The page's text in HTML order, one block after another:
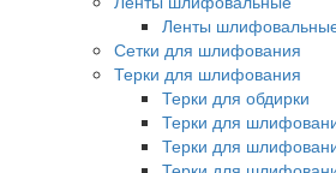
Ленты
Сетки для шлифования
Терки для шлифования
Терки для обдирки
Терки для
Терки для